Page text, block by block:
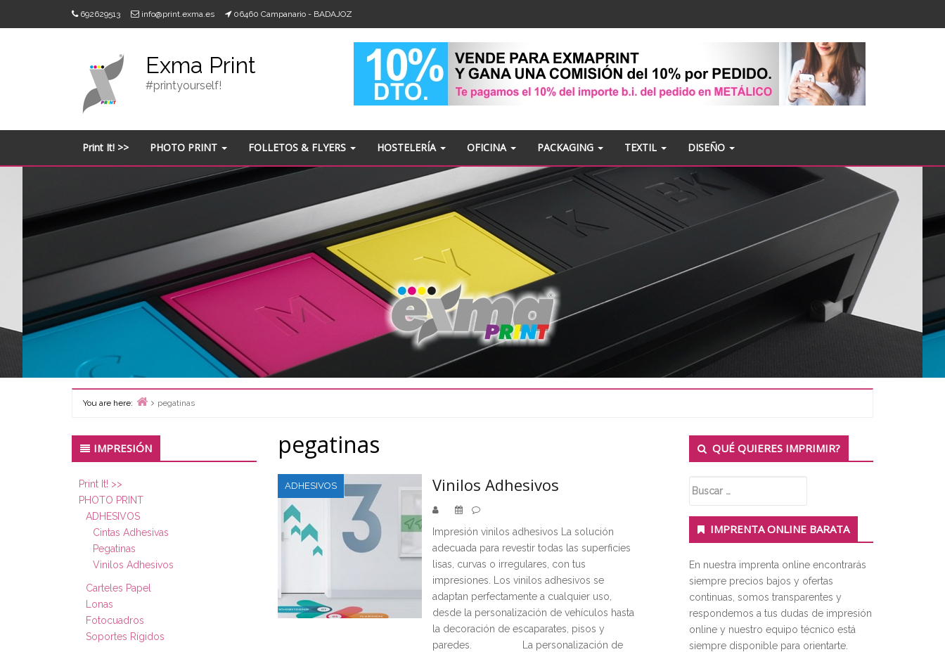
692629513 info@print.exma.es 06460 Campanario - BADAJOZ
Exma Print
#printyourself!
Print It! >> PHOTO PRINT FOLLETOS & FLYERS HOSTELERÍA OFICINA PACKAGING TEXTIL DISEÑO
You are here:
pegatinas
Primary
Sidebar
IMPRESIÓN
Print It! >>
PHOTO PRINT
ADHESIVOS
Cintas Adhesivas
Pegatinas
Vinilos Adhesivos
Carteles Papel
Lonas
Fotocuadros
Soportes Rígidos
pegatinas
ADHESIVOS Vinilos Adhesivos
Impresión vinilos adhesivos La solución
adecuada para revestir todas las superficies
lisas, curvas o irregulares, con tus
impresiones. Los vinilos adhesivos se
adaptan perfectamente a cualquier uso,
desde la personalización de vehículos hasta
la decoración de escaparates, pisos y
paredes. La personalización de
Secondary
Sidebar
QUÉ QUIERES IMPRIMIR?
IMPRENTA ONLINE BARATA
En nuestra imprenta online encontrarás
siempre precios bajos y ofertas
continuas, somos transparentes y
respondemos a tus dudas de impresión
online y nuestro equipo técnico está
siempre disponible para orientarte.